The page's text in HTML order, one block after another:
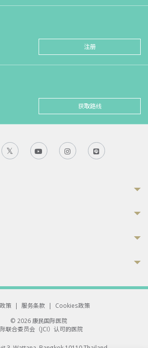
注册
获取路线
策 | 服务条款 |
Cookies政策
© 2026 康民国际医院
联合委员会（JCI）认可的医院